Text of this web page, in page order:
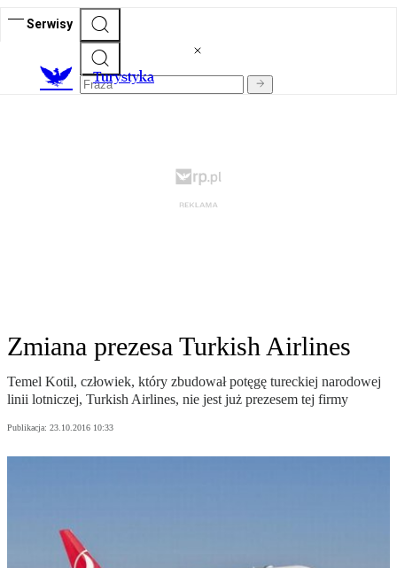
Serwisy
Turystyka
Zmiana prezesa Turkish Airlines
Temel Kotil, człowiek, który zbudował potęgę tureckiej narodowej
linii lotniczej, Turkish Airlines, nie jest już prezesem tej firmy
Publikacja: 23.10.2016 10:33